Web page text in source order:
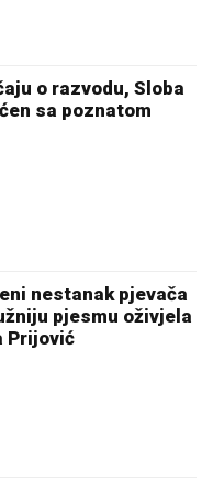
o razvodu, Sloba
sa poznatom
nestanak pjevača
pjesmu oživjela
Prijović